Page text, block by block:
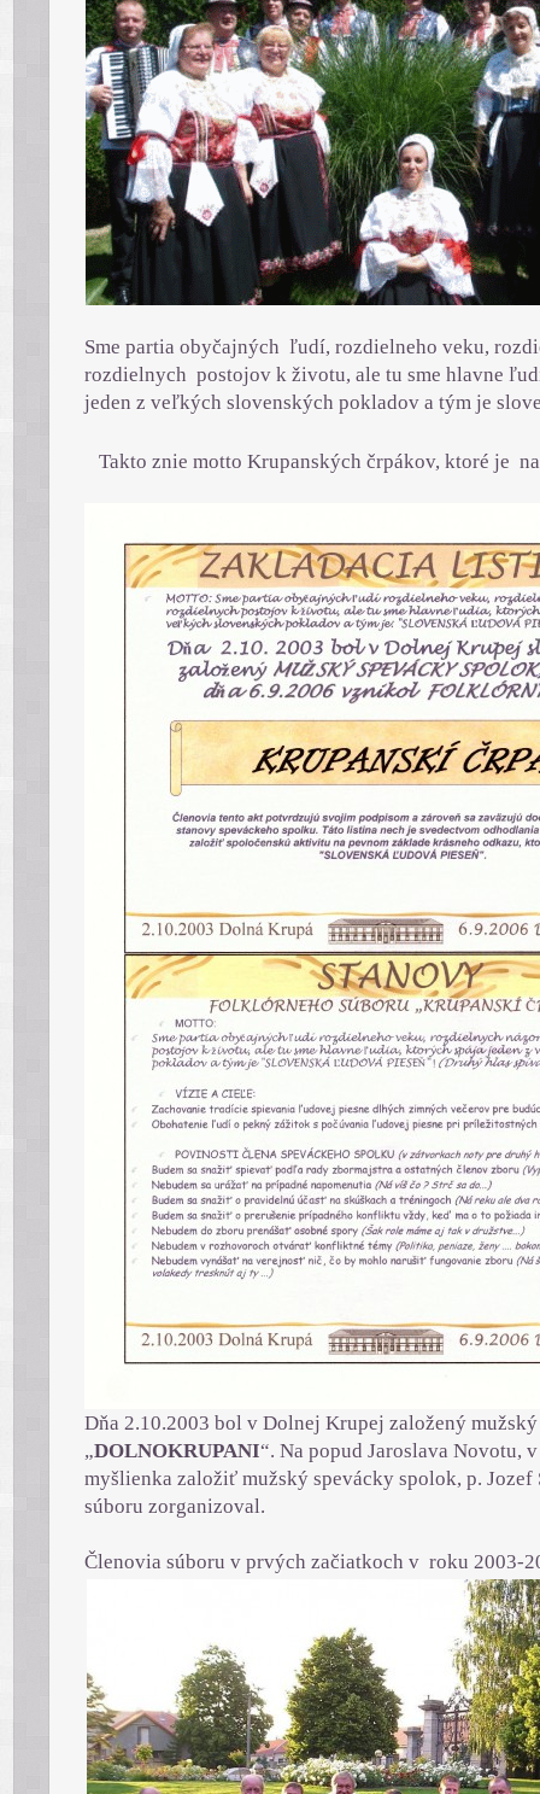
Sme partia obyčajných ľudí, rozdielneho veku,
rozdielnych postojov k životu, ale tu sme hlavne
jeden z veľkých slovenských pokladov a tým je
Takto znie motto Krupanských črpákov, ktoré je
Dňa 2.10.2003 bol v Dolnej Krupej založený
„DOLNOKRUPANI“. Na popud Jaroslava Novotu,
myšlienka založiť mužský spevácky spolok, p. Jozef
súboru zorganizoval.
Členovia súboru v prvých začiatkoch v roku 2003-